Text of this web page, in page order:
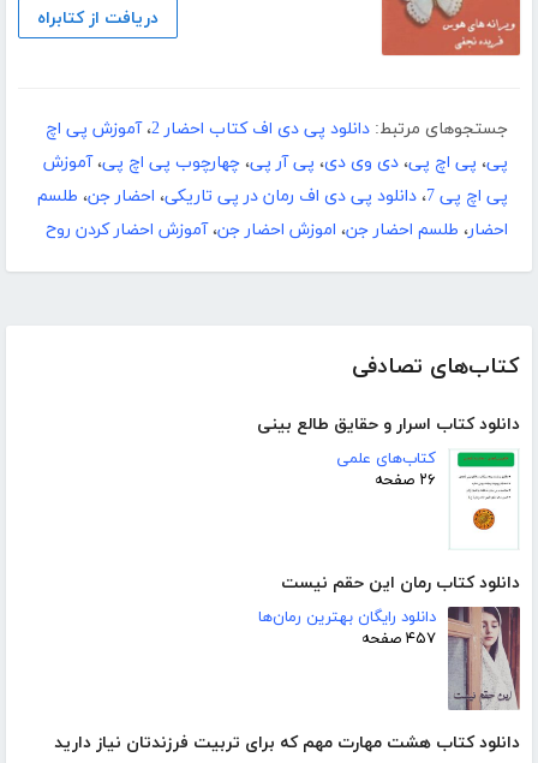
کتاب‌های تصادفی
دانلود کتاب اسرار و حقایق طالع بینی
کتاب‌های علمی
۲۶ صفحه
دانلود کتاب رمان این حقم نیست
دانلود رایگان بهترین رمان‌ها
۴۵۷ صفحه
دانلود کتاب هشت مهارت مهم که برای تربیت فرزندتان نیاز دارید
دریافت از کتابراه
جستجوهای مرتبط: دانلود پی دی اف کتاب احضار 2 ،آموزش پی اچ
پی، پی اچ پی، دی وی دی، پی آر پی، چهارچوب پی اچ پی،آموزش
پی اچ پی 7 ، دانلود پی دی اف رمان در پی تاریکی، احضار جن، طلسم
احضار، طلسم احضار جن، اموزش احضار جن،آموزش احضار کردن روح